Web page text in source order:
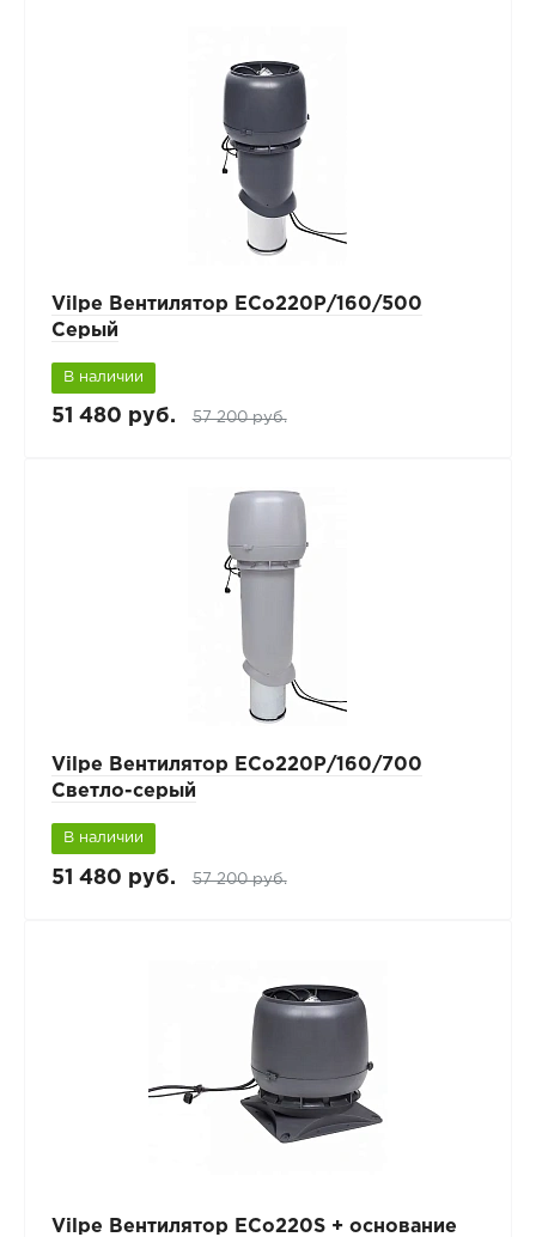
Vilpe Вентилятор ECo220Р/160/500
Серый
В наличии
51 480 руб. 57 200 руб.
Vilpe Вентилятор ECo220Р/160/700
Светло-серый
В наличии
51 480 руб. 57 200 руб.
Vilpe Вентилятор ECo220S + основание